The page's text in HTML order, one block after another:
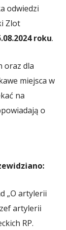
odwiedzi
Zlot
roku.
oraz dla
miejsca w
na
o
„O artylerii
artylerii
RP.